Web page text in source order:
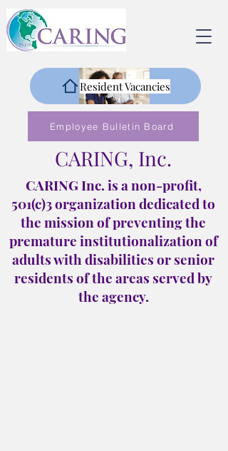
CARING, Inc.
CARING Inc. is a non-profit,
501(c)3 organization dedicated to
the mission of preventing the
premature institutionalization of
adults with disabilities or senior
residents of the areas served by
the agency.
Resident Vacancies
Employee Bulletin Board